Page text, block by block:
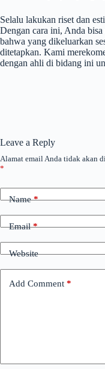
Selalu lakukan riset dan
Dengan cara ini, Anda
bahwa yang dikeluarkan
ditetapkan. Kami
dengan ahli di bidang ini
Leave a Reply
Alamat email Anda tidak akan
*
Name*
Email*
Website
Add Comment *